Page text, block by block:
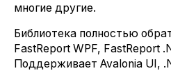
многие другие.
Библиотека полностью
FastReport WPF, FastReport
Поддерживает Avalonia UI,